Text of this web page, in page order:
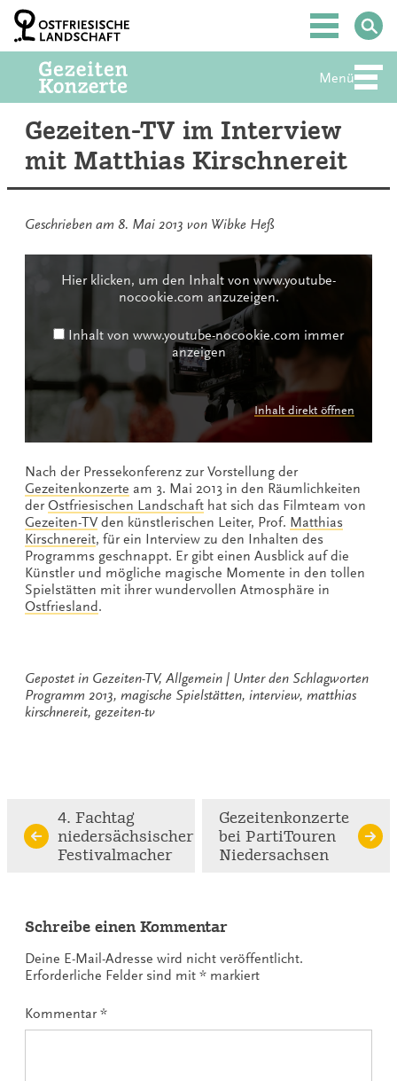
Zum
Inhalt
springen
Hauptmenü
Menü
Gezeiten-TV im Interview
mit Matthias Kirschnereit
Geschrieben am 8. Mai 2013 von Wibke Heß
www.youtube-
Hier klicken, um den Inhalt von www.youtube-
nocookie.com anzuzeigen.
Inhalt von www.youtube-nocookie.com immer
anzeigen
Inhalt direkt öffnen
Nach der Pressekonferenz zur Vorstellung der
Gezeitenkonzerte am 3. Mai 2013 in den Räumlichkeiten
derOstfriesischen Landschaft hat sich das Filmteam von
Gezeiten-TV den künstlerischen Leiter, Prof. Matthias
Kirschnereit, für ein Interview zu den Inhalten des
Programms geschnappt. Er gibt einen Ausblick auf die
Künstler und mögliche magische Momente in den tollen
Spielstätten mit ihrer wundervollen Atmosphäre in
Ostfriesland .
Gepostet in Gezeiten-TV, Allgemein
Unter den Schlagworten
Programm 2013, magische Spielstätten, interview, matthias
kirschnereit, gezeiten-tv
Continue
Reading
4. Fachtag
niedersächsischer
Festivalmacher
Gezeitenkonzerte
bei PartiTouren
Niedersachsen
Schreibe einen Kommentar
Deine E-Mail-Adresse wird nicht veröffentlicht.
Erforderliche Felder sind mit * markiert
Kommentar*